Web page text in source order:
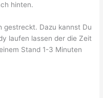
hinten.
gestreckt. Dazu kannst Du
laufen lassen der die Zeit
Stand 1-3 Minuten